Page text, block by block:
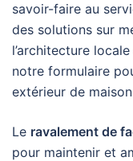
savoir-faire au
des solutions sur
l’architecture
notre formulaire
extérieur de
Le ravalement de
pour maintenir et